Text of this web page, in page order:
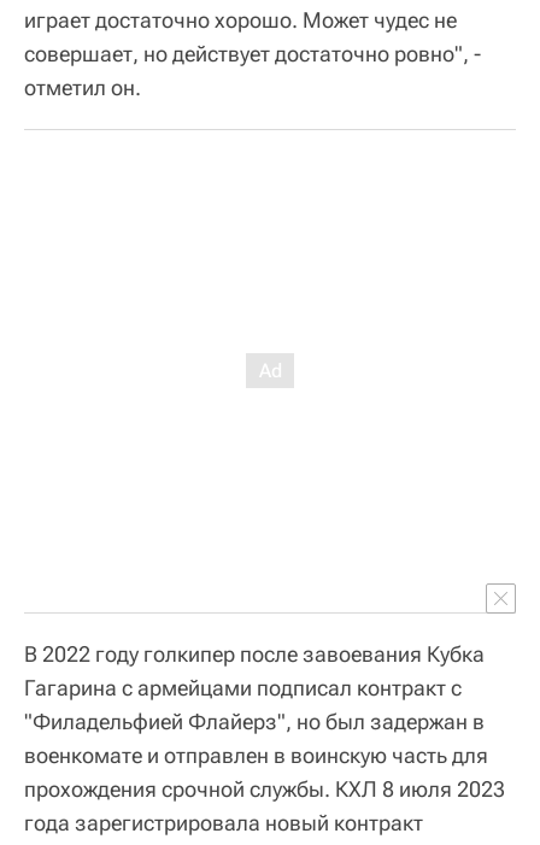
играет достаточно хорошо. Может чудес не
совершает, но действует достаточно ровно", -
отметил он.
В 2022 году голкипер после завоевания Кубка
Гагарина с армейцами подписал контракт с
"Филадельфией Флайерз", но был задержан в
военкомате и отправлен в воинскую часть для
прохождения срочной службы. КХЛ 8 июля 2023
года зарегистрировала новый контракт